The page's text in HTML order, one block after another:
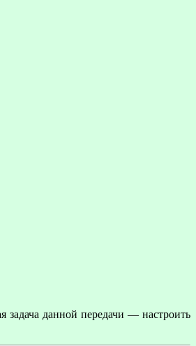
задача данной передачи — настроить